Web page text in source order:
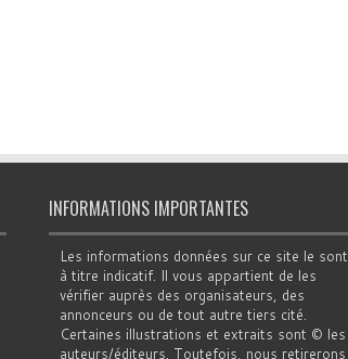
INFORMATIONS IMPORTANTES
Les informations données sur ce site le sont
à titre indicatif. Il vous appartient de les
vérifier auprès des organisateurs, des
annonceurs ou de tout autre tiers cité.
Certaines illustrations et extraits sont © les
auteurs/éditeurs. Toutefois, nous retirerons